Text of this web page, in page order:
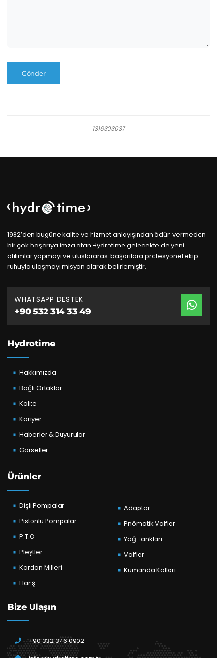
1316303037
1982’den bugüne kalite ve hizmet anlayışından ödün vermeden
bir çok başarıya imza atan Hydrotime gelecekte de yeni
atılımlar yapmayı ve uluslararası başarılara profesyonel ekip
ruhuyla ulaşmayı misyon olarak belirlemiştir.
WHATSAPP DESTEK
+90 532 314 33 49
Hydrotime
Hakkımızda
Bağlı Ortaklar
Kalite
Kariyer
Haberler & Duyurular
Görseller
Ürünler
Dişli Pompalar
Pistonlu Pompalar
P.T.O
Pleytler
Kardan Milleri
Flanş
Adaptör
Pnömatik Valfler
Yağ Tankları
Valfler
Kumanda Kolları
Bize Ulaşın
+90 332 346 0902